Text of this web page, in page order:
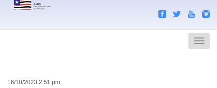
Menu
16/10/2023 2:51 pm